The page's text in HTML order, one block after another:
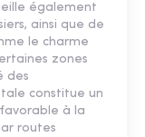
également
ainsi que de
le charme
zones
des
constitue un
à la
routes